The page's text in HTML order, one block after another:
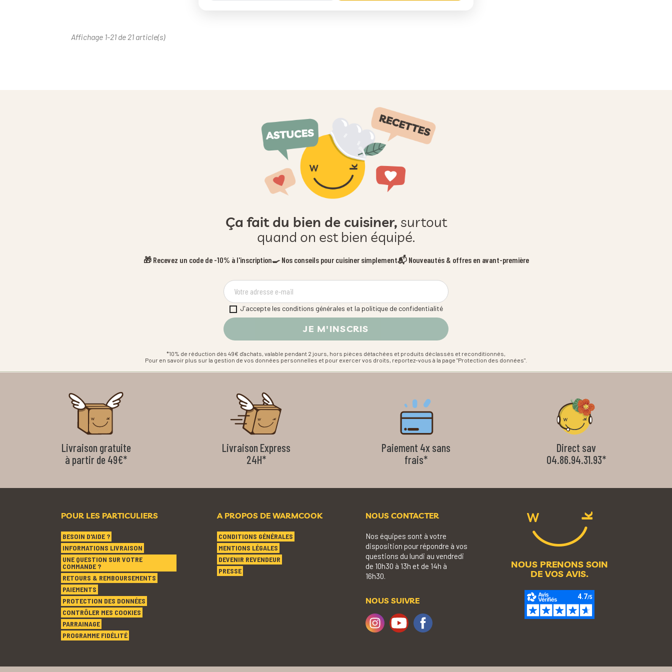
Affichage 1-21 de 21 article(s)
Ça fait du bien de cuisiner, surtout
quand on est bien équipé.
🎁 Recevez un code de -10% à l'inscription🍳 Nos conseils pour cuisiner simplement📬 Nouveautés & offres en avant-première
J'accepte les conditions générales et la politique de confidentialité
*10% de réduction dès 49€ d'achats, valable pendant 2 jours, hors pièces détachées et produits déclassés et reconditionnés,
Pour en savoir plus sur la gestion de vos données personnelles et pour exercer vos droits, reportez-vous à la page "Protection des données".
Livraison gratuite
à partir de 49€*
Livraison Express
24H*
Paiement 4x sans
frais*
Direct sav
04.86.94.31.93*
POUR LES PARTICULIERS
BESOIN D'AIDE ?
INFORMATIONS LIVRAISON
UNE QUESTION SUR VOTRE
COMMANDE ?
RETOURS & REMBOURSEMENTS
PAIEMENTS
PROTECTION DES DONNÉES
CONTRÔLER MES COOKIES
PARRAINAGE
PROGRAMME FIDÉLITÉ
A PROPOS DE WARMCOOK
CONDITIONS GÉNÉRALES
MENTIONS LÉGALES
DEVENIR REVENDEUR
PRESSE
NOUS CONTACTER
Nos équipes sont à votre
disposition pour répondre à vos
questions du lundi au vendredi
de 10h30 à 13h et de 14h à
16h30.
NOUS SUIVRE
NOUS PRENONS SOIN
DE VOS AVIS.